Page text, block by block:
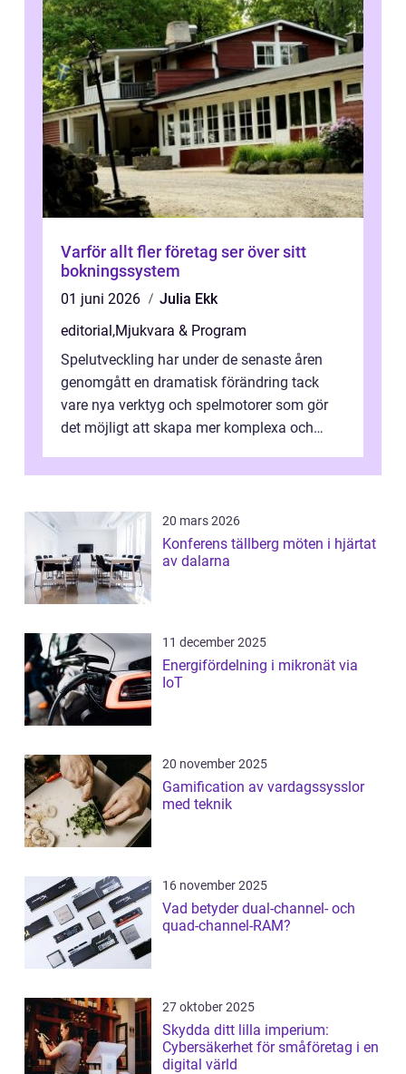
Varför allt fler företag ser över sitt
bokningssystem
01 juni 2026
Julia Ekk
editorial,Mjukvara & Program
Spelutveckling har under de senaste åren
genomgått en dramatisk förändring tack
vare nya verktyg och spelmotorer som gör
det möjligt att skapa mer komplexa och
20 mars 2026
Konferens tällberg möten i hjärtat
av dalarna
11 december 2025
Energifördelning i mikronät via
IoT
20 november 2025
Gamification av vardagssysslor
med teknik
16 november 2025
Vad betyder dual-channel- och
quad-channel-RAM?
27 oktober 2025
Skydda ditt lilla imperium:
Cybersäkerhet för småföretag i en
digital värld